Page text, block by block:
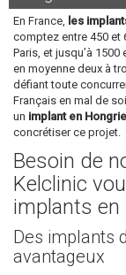
En France, les
comptez entre 450 et
Paris, et jusqu’à
en moyenne deux à
défiant toute
Français en mal de
un implant en Hongrie
concrétiser ce projet.
Besoin de
Kelclinic
implants en
Des implants
avantageux